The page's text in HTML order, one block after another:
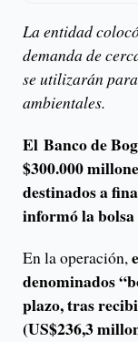
La entidad
demanda de
se utilizarán
ambientales.
El Banco de
$300.000
destinados a
informó la bolsa
En la operación,
denominados
plazo, tras
(US$236,3